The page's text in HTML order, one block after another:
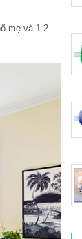
mẹ và 1-2